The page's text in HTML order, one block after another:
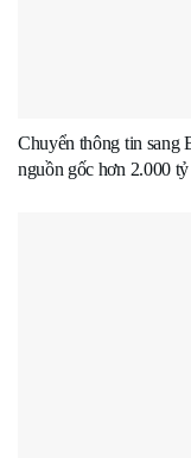
Chuyển thông tin sang
nguồn gốc hơn 2.000 tỷ